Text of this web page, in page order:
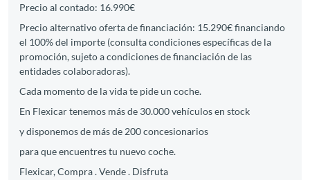
Precio al contado: 16.990€
Precio alternativo oferta de financiación: 15.290€ financiando
el 100% del importe (consulta condiciones específicas de la
promoción, sujeto a condiciones de financiación de las
entidades colaboradoras).
Cada momento de la vida te pide un coche.
En Flexicar tenemos más de 30.000 vehículos en stock
y disponemos de más de 200 concesionarios
para que encuentres tu nuevo coche.
Flexicar, Compra . Vende . Disfruta